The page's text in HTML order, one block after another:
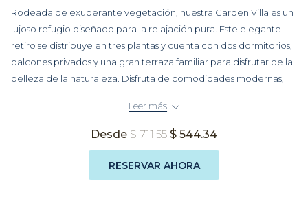
la
presentación
de
diapositivas
los
siguientes
enlaces,
se
actualizará
Rodeada de exuberante vegetación, nuestra Garden Villa es un
lujoso refugio diseñado para la relajación pura. Este elegante
retiro se distribuye en tres plantas y cuenta con dos dormitorios,
balcones privados y una gran terraza familiar para disfrutar de la
belleza de la naturaleza. Disfruta de comodidades modernas,
acondicionado, Wi-Fi de alta velocidad y televisión de pantalla
plana. El cuarto de baño ofrece una refrescante ducha de
calidad, creando la combinación perfecta entre comodidad y
naturaleza. Ideal para aquellos que buscan una escapada
Leer más
Desde $ 711.55 $ 544.34
RESERVAR AHORA